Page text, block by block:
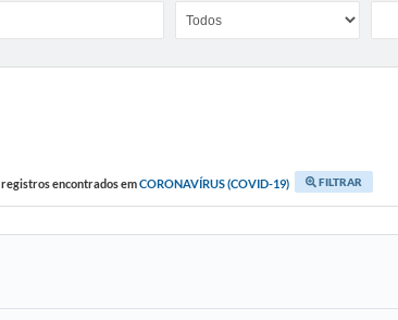
registros encontrados emCORONAVÍRUS (COVID-19) FILTRAR